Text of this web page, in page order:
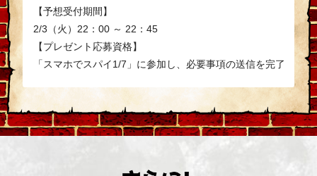
【予想受付期間】
2/3（火）22：00 ～ 22：45
【プレゼント応募資格】
「スマホでスパイ1/7」に参加し、必要事項の送信を完了
2/3（火）放送の『華大さんと千鳥くん』をご覧くださ
い。
当選された方には、担当者よりご登録いただきますメー